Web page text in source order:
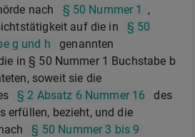
nach § 50 Nummer 1
,
auf die in
§ 50
g und h
genannten
in § 50 Nummer 1 Buchstabe b
soweit sie die
§ 2 Absatz 6 Nummer 16
des
erfüllen, bezieht, und die
§ 50 Nummer 3 bis 9